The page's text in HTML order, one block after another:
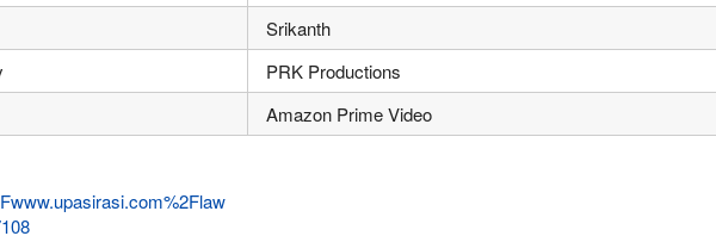
Srikanth
PRK Productions
Amazon Prime Video